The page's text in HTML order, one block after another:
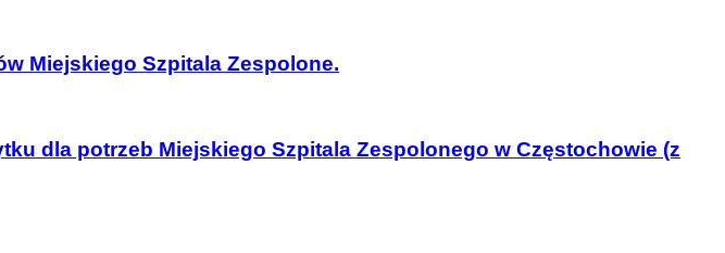
Miejskiego Szpitala Zespolone.
dla potrzeb Miejskiego Szpitala Zespolonego w Częstochowie (z